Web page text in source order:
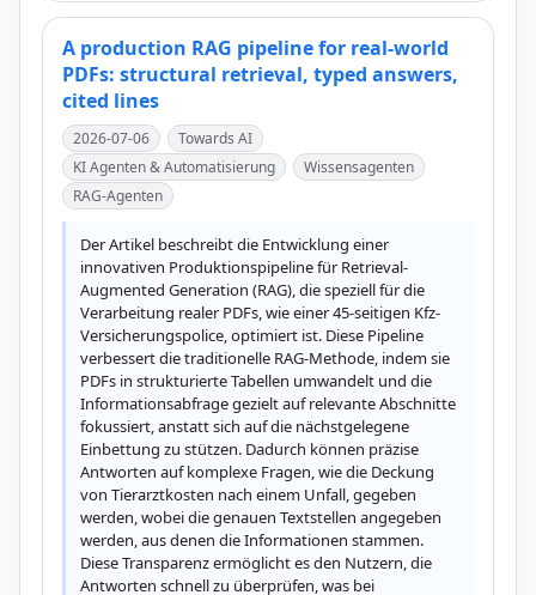
A production RAG pipeline for real-world
PDFs: structural retrieval, typed answers,
cited lines
2026-07-06
Towards AI
KI Agenten & Automatisierung
Wissensagenten
RAG-Agenten
Der Artikel beschreibt die Entwicklung einer
innovativen Produktionspipeline für Retrieval-
Augmented Generation (RAG), die speziell für die
Verarbeitung realer PDFs, wie einer 45-seitigen Kfz-
Versicherungspolice, optimiert ist. Diese Pipeline
verbessert die traditionelle RAG-Methode, indem sie
PDFs in strukturierte Tabellen umwandelt und die
Informationsabfrage gezielt auf relevante Abschnitte
fokussiert, anstatt sich auf die nächstgelegene
Einbettung zu stützen. Dadurch können präzise
Antworten auf komplexe Fragen, wie die Deckung
von Tierarztkosten nach einem Unfall, gegeben
werden, wobei die genauen Textstellen angegeben
werden, aus denen die Informationen stammen.
Diese Transparenz ermöglicht es den Nutzern, die
Antworten schnell zu überprüfen, was bei